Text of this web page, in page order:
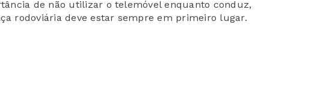
de não utilizar o telemóvel enquanto conduz,
rodoviária deve estar sempre em primeiro lugar.